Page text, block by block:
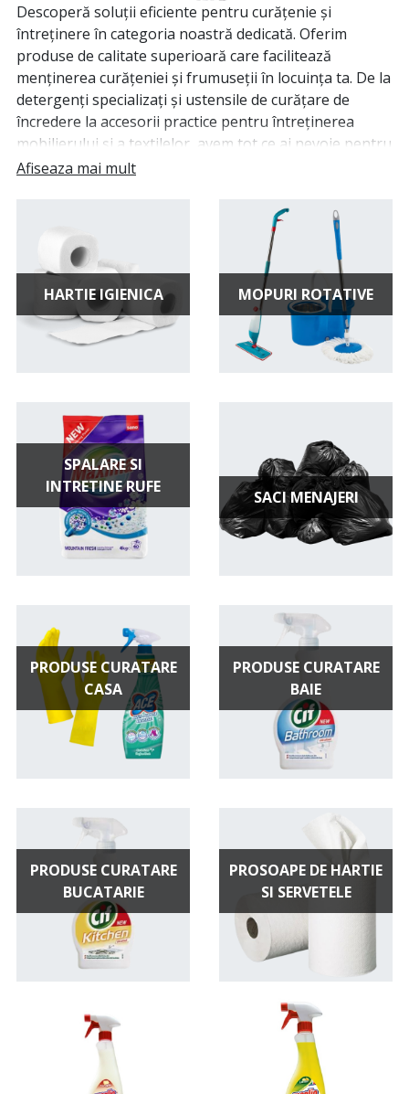
Descoperă soluții eficiente pentru curățenie și
întreținere în categoria noastră dedicată. Oferim
produse de calitate superioară care facilitează
menținerea curățeniei și frumuseții în locuința ta. De la
detergenți specializați și ustensile de curățare de
încredere la accesorii practice pentru întreținerea
mobilierului și a textilelor, avem tot ce ai nevoie pentru
a menține un mediu curat și ordonat. Indiferent dacă
puternice de curățare, colecția noastră acoperă o
gamă largă de necesități. Explorează gama noastră
pentru a-ți facilita procesul de curățenie și pentru a-ți
menține casa în condiții impecabile.
Afiseaza mai mult
HARTIE IGIENICA MOPURI ROTATIVE
SPALARE SI
INTRETINE RUFE
SACI MENAJERI
PRODUSE CURATARE
CASA
PRODUSE CURATARE
BAIE
PRODUSE CURATARE
BUCATARIE
PROSOAPE DE HARTIE
SI SERVETELE